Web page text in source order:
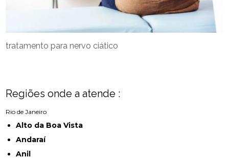
tratamento para nervo ciático
Regiões onde a atende :
Rio de Janeiro
Alto da Boa Vista
Andaraí
Anil